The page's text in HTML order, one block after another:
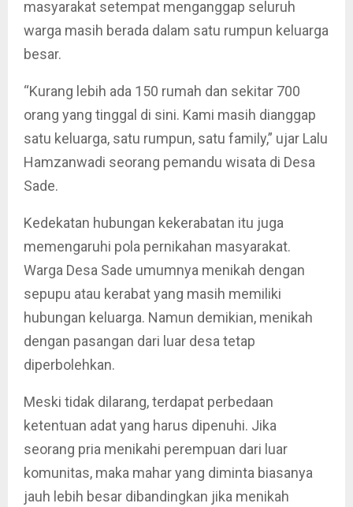
masyarakat setempat menganggap seluruh
warga masih berada dalam satu rumpun keluarga
besar.
“Kurang lebih ada 150 rumah dan sekitar 700
orang yang tinggal di sini. Kami masih dianggap
satu keluarga, satu rumpun, satu family,” ujar Lalu
Hamzanwadi seorang pemandu wisata di Desa
Sade.
Kedekatan hubungan kekerabatan itu juga
memengaruhi pola pernikahan masyarakat.
Warga Desa Sade umumnya menikah dengan
sepupu atau kerabat yang masih memiliki
hubungan keluarga. Namun demikian, menikah
dengan pasangan dari luar desa tetap
diperbolehkan.
Meski tidak dilarang, terdapat perbedaan
ketentuan adat yang harus dipenuhi. Jika
seorang pria menikahi perempuan dari luar
komunitas, maka mahar yang diminta biasanya
jauh lebih besar dibandingkan jika menikah